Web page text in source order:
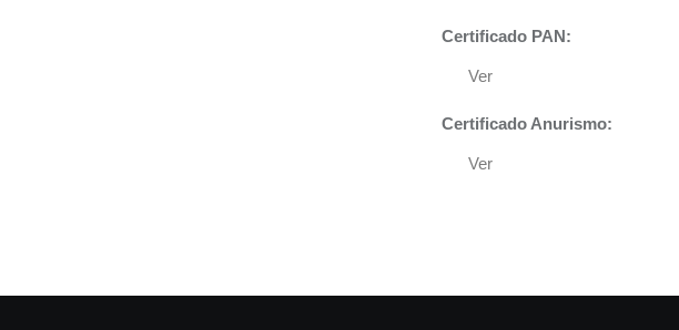
Certificado PAN:
Ver
Certificado Anurismo:
Ver